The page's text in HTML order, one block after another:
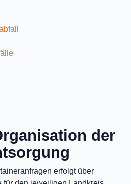
der
erfolgt über